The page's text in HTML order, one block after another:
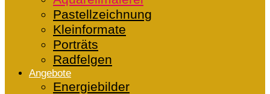
Pastellzeichnung
Kleinformate
Porträts
Radfelgen
Angebote
Energiebilder